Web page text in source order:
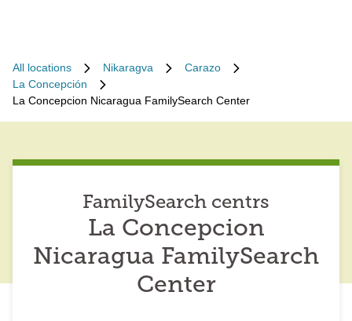
All locations Nikaragva
Carazo
La Concepción
La Concepcion Nicaragua FamilySearch Center
FamilySearch centrs
La Concepcion
Nicaragua FamilySearch
Center